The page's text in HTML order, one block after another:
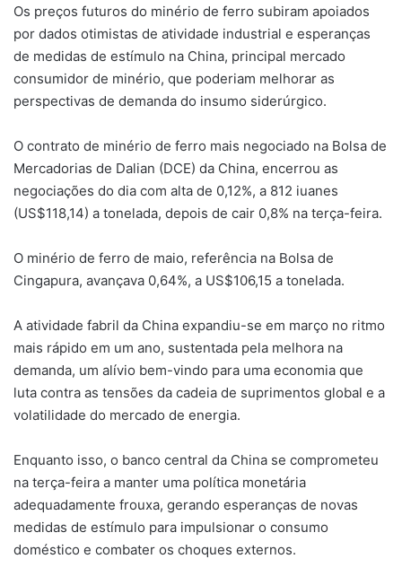
Os preços futuros do minério de ferro subiram apoiados
por dados otimistas de atividade industrial e esperanças
de medidas de estímulo na China, principal mercado
consumidor de minério, que poderiam melhorar as
perspectivas de demanda do insumo siderúrgico.
O contrato de minério de ferro mais negociado na Bolsa de
Mercadorias de Dalian (DCE) da China, encerrou as
negociações do dia com alta de 0,12%, a 812 iuanes
(US$118,14) a tonelada, depois de cair 0,8% na terça-feira.
O minério de ferro de maio, referência na Bolsa de
Cingapura, avançava 0,64%, a US$106,15 a tonelada.
A atividade fabril da China expandiu-se em março no ritmo
mais rápido em um ano, sustentada pela melhora na
demanda, um alívio bem-vindo para uma economia que
luta contra as tensões da cadeia de suprimentos global e a
volatilidade do mercado de energia.
Enquanto isso, o banco central da China se comprometeu
na terça-feira a manter uma política monetária
adequadamente frouxa, gerando esperanças de novas
medidas de estímulo para impulsionar o consumo
doméstico e combater os choques externos.